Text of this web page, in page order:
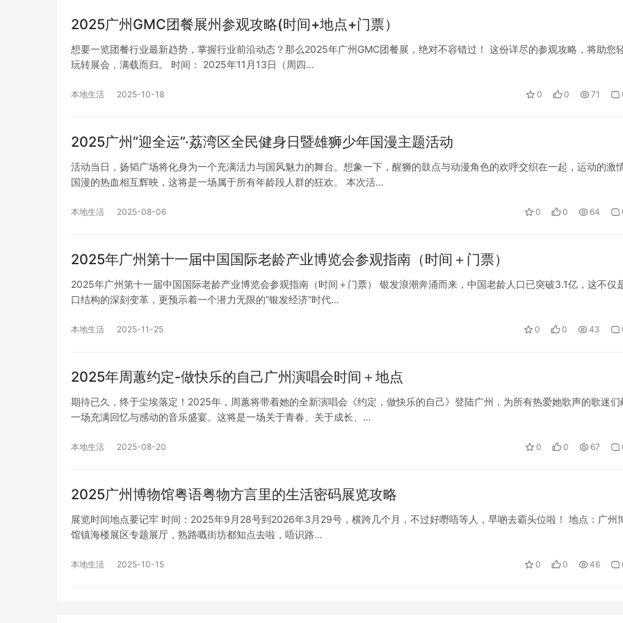
2025广州GMC团餐展州参观攻略(时间+地点+门票）
想要一览团餐行业最新趋势，掌握行业前沿动态？那么2025年广州GMC团餐展，绝对不容错过！ 这份详尽的参观攻略，将助您
玩转展会，满载而归。 时间： 2025年11月13日（周四…
本地生活 2025-10-18 0 0 71
2025广州“迎全运”·荔湾区全民健身日暨雄狮少年国漫主题活动
活动当日，扬韬广场将化身为一个充满活力与国风魅力的舞台。想象一下，醒狮的鼓点与动漫角色的欢呼交织在一起，运动的激
国漫的热血相互辉映，这将是一场属于所有年龄段人群的狂欢。 本次活…
本地生活 2025-08-06 0 0 64
2025年广州第十一届中国国际老龄产业博览会参观指南（时间＋门票）
2025年广州第十一届中国国际老龄产业博览会参观指南（时间＋门票） 银发浪潮奔涌而来，中国老龄人口已突破3.1亿，这不仅
口结构的深刻变革，更预示着一个潜力无限的“银发经济”时代…
本地生活 2025-11-25 0 0 43
2025年周蕙约定-做快乐的自己广州演唱会时间＋地点
期待已久，终于尘埃落定！2025年，周蕙将带着她的全新演唱会《约定，做快乐的自己》登陆广州，为所有热爱她歌声的歌迷们
一场充满回忆与感动的音乐盛宴。这将是一场关于青春、关于成长、…
本地生活 2025-08-20 0 0 67
2025广州博物馆粤语粤物方言里的生活密码展览攻略
展览时间地点要记牢 时间：2025年9月28号到2026年3月29号，横跨几个月，不过好嘢唔等人，早啲去霸头位啦！ 地点：广州
馆镇海楼展区专题展厅，熟路嘅街坊都知点去啦，唔识路…
本地生活 2025-10-15 0 0 46